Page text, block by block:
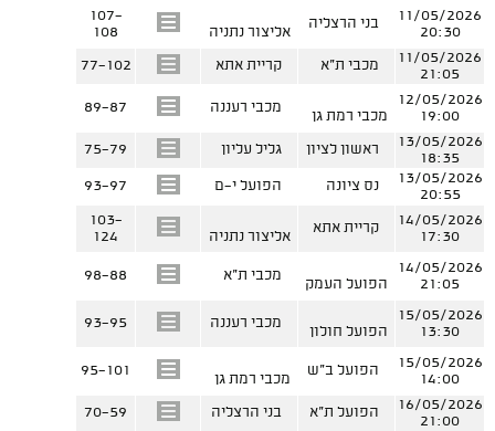
11/05/2026
20:30
בני הרצליה
אליצור נתניה
107-
108
11/05/2026
21:05
מכבי ת"א קריית אתא 77-102
12/05/2026
19:00
מכבי רמת גן
מכבי רעננה 89-87
13/05/2026
18:35
ראשון לציון גליל עליון
75-79
13/05/2026
20:55
נס ציונה הפועל י-ם 93-97
14/05/2026
17:30
קריית אתא
אליצור נתניה
103-
124
14/05/2026
21:05
הפועל העמק
מכבי ת"א 98-88
15/05/2026
13:30
הפועל חולון
מכבי רעננה 93-95
15/05/2026
14:00
הפועל ב"ש
מכבי רמת גן
95-101
16/05/2026
21:00
הפועל ת"א בני הרצליה
70-59